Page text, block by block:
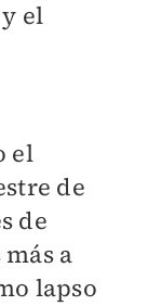
el
el
de
de
a
lapso